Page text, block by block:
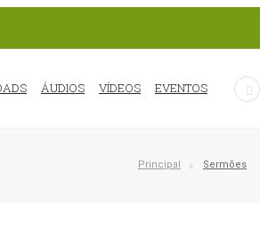
ÁUDIOS VÍDEOS EVENTOS
Principal Sermões